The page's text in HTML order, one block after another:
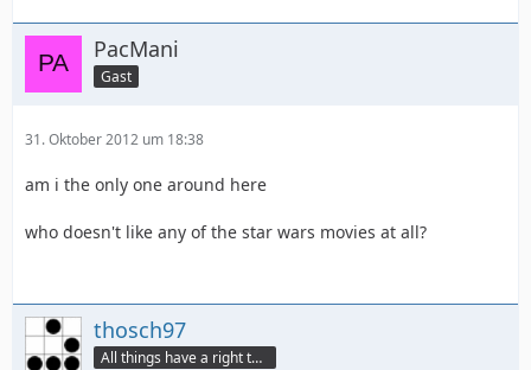
PacMani
Gast
31. Oktober 2012 um 18:38
am i the only one around here
who doesn't like any of the star wars movies at all?
thosch97
All things have a right to grow